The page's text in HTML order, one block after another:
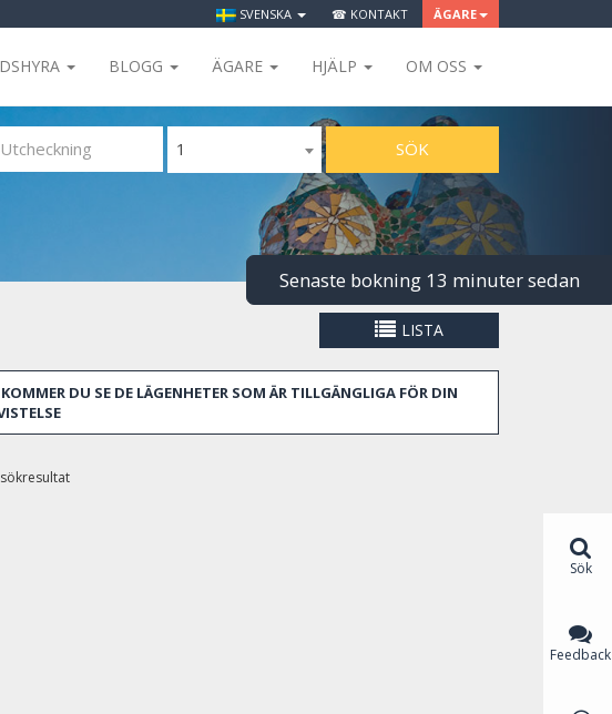
SVENSKA ☎ KONTAKT ÄGARE
BLOGG ÄGARE HJÄLP OM OSS
1 SÖK
LISTA
DU SE DE LÄGENHETER SOM ÄR TILLGÄNGLIGA FÖR DIN
Senaste bokning 13 minuter sedan
Sök
Feedback